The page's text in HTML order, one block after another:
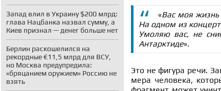
Запад влил в Украину $200 млрд:
глава Нацбанка назвал сумму, а
Киев признал — денег больше нет
Берлин раскошелился на
рекордные €11,5 млрд для ВСУ,
но Москва предупредила:
«бряцанием оружием» Россию не
взять
«Вас моя
На одном из
Умоляю вас, не
Антарктиде».
Это не фигура речи.
мера человека,